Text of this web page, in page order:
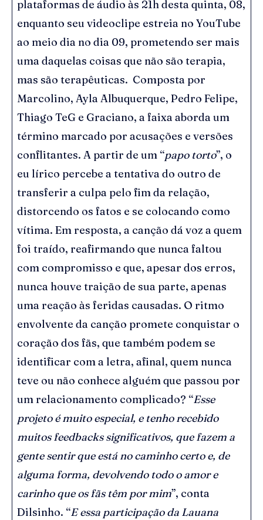
plataformas de áudio às 21h desta quinta, 08,
enquanto seu videoclipe estreia no YouTube
ao meio dia no dia 09, prometendo ser mais
uma daquelas coisas que não são terapia,
mas são terapêuticas. Composta por
Marcolino, Ayla Albuquerque, Pedro Felipe,
Thiago TeG e Graciano, a faixa aborda um
término marcado por acusações e versões
conflitantes. A partir de um “papo torto”, o
eu lírico percebe a tentativa do outro de
transferir a culpa pelo fim da relação,
distorcendo os fatos e se colocando como
vítima. Em resposta, a canção dá voz a quem
foi traído, reafirmando que nunca faltou
com compromisso e que, apesar dos erros,
nunca houve traição de sua parte, apenas
uma reação às feridas causadas. O ritmo
envolvente da canção promete conquistar o
coração dos fãs, que também podem se
identificar com a letra, afinal, quem nunca
teve ou não conhece alguém que passou por
um relacionamento complicado? “Esse
projeto é muito especial, e tenho recebido
muitos feedbacks significativos, que fazem a
gente sentir que está no caminho certo e, de
alguma forma, devolvendo todo o amor e
carinho que os fãs têm por mim”, conta
Dilsinho. “E essa participação da Lauana